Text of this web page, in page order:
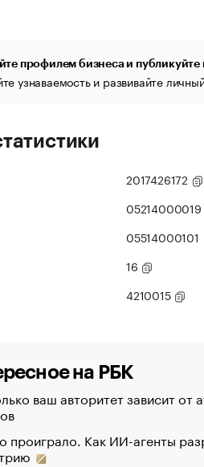
профилем бизнеса и публикуйте
узнаваемость и развивайте
2017426172
05214000019
05514000101
16
4210015
на РБК
ваш авторитет зависит от
проиграло. Как ИИ-агенты